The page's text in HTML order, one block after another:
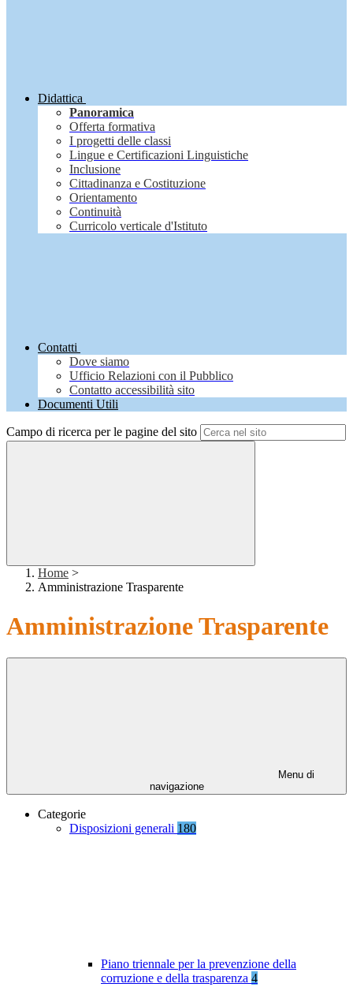
Didattica
Panoramica
Offerta formativa
I progetti delle classi
Lingue e Certificazioni Linguistiche
Inclusione
Cittadinanza e Costituzione
Orientamento
Continuità
Curricolo verticale d'Istituto
Contatti
Dove siamo
Ufficio Relazioni con il Pubblico
Contatto accessibilità sito
Documenti Utili
Campo di ricerca per le pagine del sito
Home >
Amministrazione Trasparente
Amministrazione Trasparente
Menu di
navigazione
Categorie
Disposizioni generali 180
Piano triennale per la prevenzione della
corruzione e della trasparenza 4